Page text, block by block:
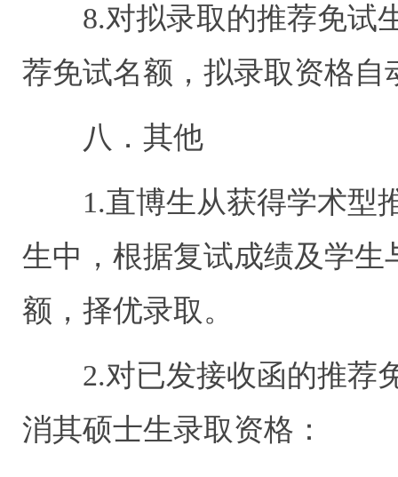
8.对拟录取的推荐免试
荐免试名额，拟录取资格
八．其他
1.直博生从获得学术型
生中，根据复试成绩及学
额，择优录取。
2.对已发接收函的推荐
消其硕士生录取资格：